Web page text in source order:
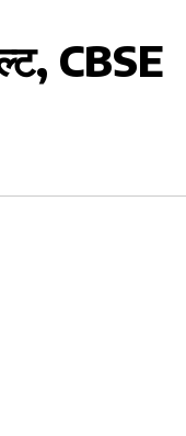
CBSE